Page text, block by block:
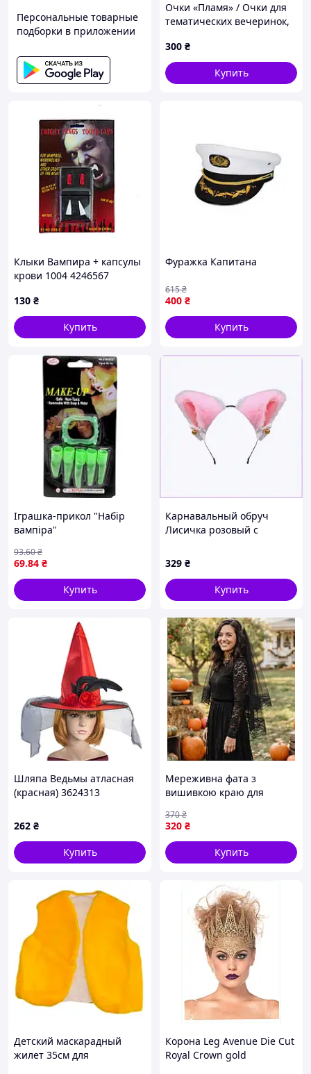
Персональные товарные
подборки в приложении
Очки «Пламя» / Очки для
тематических вечеринок,
видеоконтента, Косплея,
Стильных образов (СИНИЕ)
300 ₴
Купить
Клыки Вампира + капсулы
крови 1004 4246567
130 ₴
Купить
Фуражка Капитана
400 ₴
615₴
Купить
Іграшка-прикол "Набір
вампіра"
69.84 ₴
93.60₴
Купить
Карнавальный обруч
Лисичка розовый с
8K407E03B4
329 ₴
Купить
Шляпа Ведьмы атласная
(красная) 3624313
262 ₴
Купить
Мереживна фата з
вишивкою краю для
Чорний (17026)
320 ₴
370₴
Купить
Детский маскарадный
жилет 35см для
Корона Leg Avenue Die Cut
Royal Crown gold